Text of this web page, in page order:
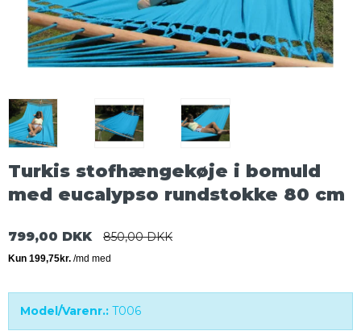
Turkis stofhængekøje i bomuld
med eucalypso rundstokke 80 cm
799,00 DKK 850,00 DKK
Model/Varenr.: T006